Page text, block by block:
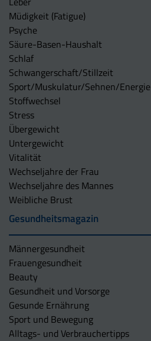
Müdigkeit (Fatigue)
Psyche
Säure-Basen-Haushalt
Schlaf
Schwangerschaft/Stillzeit
Sport/Muskulatur/Sehnen/Energie
Stoffwechsel
Stress
Übergewicht
Untergewicht
Vitalität
Wechseljahre der Frau
Wechseljahre des Mannes
Weibliche Brust
Gesundheitsmagazin
Männergesundheit
Frauengesundheit
Beauty
Gesundheit und Vorsorge
Gesunde Ernährung
Sport und Bewegung
Alltags- und Verbrauchertipps